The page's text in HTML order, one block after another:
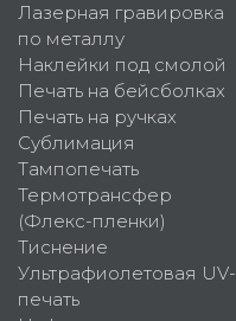
Лазерная гравировка
по металлу
Наклейки под смолой
Печать на бейсболках
Печать на ручках
Сублимация
Тампопечать
Термотрансфер
(Флекс-пленки)
Тиснение
Ультрафиолетовая UV-
печать